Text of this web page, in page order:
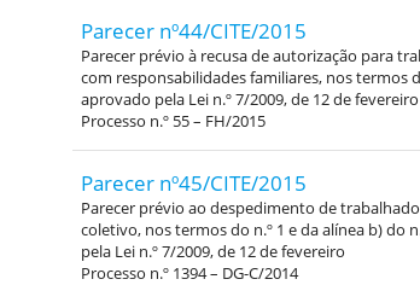
Parecer nº44/CITE/2015
Parecer prévio à recusa de autorização para
com responsabilidades familiares, nos termos
aprovado pela Lei n.º 7/2009, de 12 de fevereiro
Processo n.º 55 – FH/2015
Parecer nº45/CITE/2015
Parecer prévio ao despedimento de
coletivo, nos termos do n.º 1 e da alínea b) do
pela Lei n.º 7/2009, de 12 de fevereiro
Processo n.º 1394 – DG-C/2014